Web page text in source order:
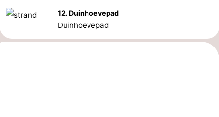
Nature
- 12. Duinhoevepad
Duinhoevepad